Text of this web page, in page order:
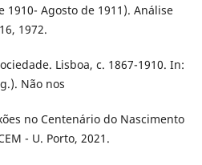
Agosto de 1911). Análise
1972.
Lisboa, c. 1867-1910. In:
Não nos
no Centenário do Nascimento
- U. Porto, 2021.